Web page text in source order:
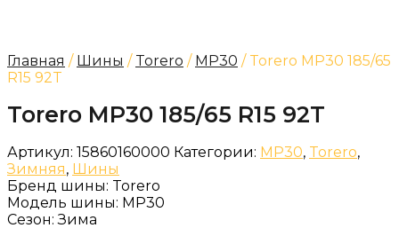
Главная / Шины / Torero / MP30 / Torero MP30 185/65
R15 92T
Torero MP30 185/65 R15 92T
Артикул: 15860160000 Категории: MP30, Torero,
Зимняя, Шины
Бренд шины: Torero
Модель шины: MP30
Сезон:Зима